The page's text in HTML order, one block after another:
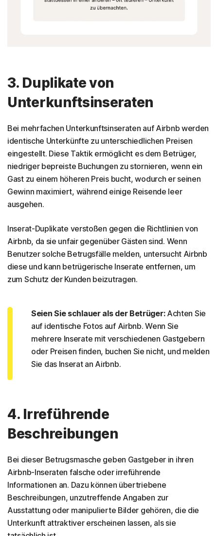
3. Duplikate von
Unterkunftsinseraten
Bei mehrfachen Unterkunftsinseraten auf Airbnb werden
identische Unterkünfte zu unterschiedlichen Preisen
eingestellt. Diese Taktik ermöglicht es dem Betrüger,
niedriger bepreiste Buchungen zu stornieren, wenn ein
Gast zu einem höheren Preis bucht, wodurch er seinen
Gewinn maximiert, während einige Reisende leer
ausgehen.
Inserat-Duplikate verstoßen gegen die Richtlinien von
Airbnb, da sie unfair gegenüber Gästen sind. Wenn
Benutzer solche Betrugsfälle melden, untersucht Airbnb
diese und kann betrügerische Inserate entfernen, um
zum Schutz der Kunden beizutragen.
Seien Sie schlauer als der Betrüger:Achten Sie
auf identische Fotos auf Airbnb. Wenn Sie
mehrere Inserate mit verschiedenen Gastgebern
oder Preisen finden, buchen Sie nicht, und melden
Sie das Inserat an Airbnb.
4. Irreführende
Beschreibungen
Bei dieser Betrugsmasche geben Gastgeber in ihren
Airbnb-Inseraten falsche oder irreführende
Informationen an. Dazu können übertriebene
Beschreibungen, unzutreffende Angaben zur
Ausstattung oder manipulierte Bilder gehören, die die
Unterkunft attraktiver erscheinen lassen, als sie